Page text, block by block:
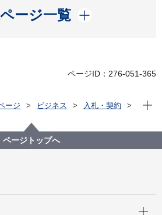
ージ一覧
開く
ページID：276-051-365
ージ ビジネス
入札・契約
】厚生労働省から配布される衛生・防
配送業務委託
現在
ページトップへ